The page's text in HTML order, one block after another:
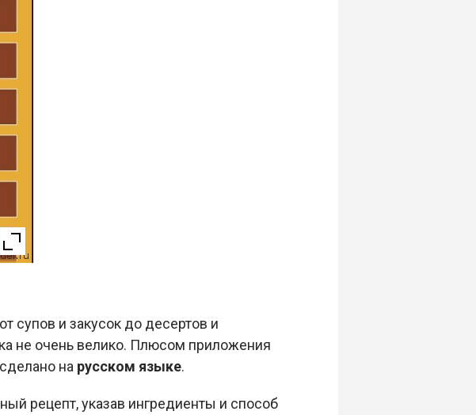
супов и закусок до десертов и
не очень велико. Плюсом приложения
на русском языке.
рецепт, указав ингредиенты и способ